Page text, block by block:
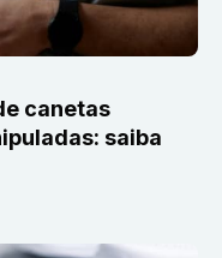
canetas
saiba